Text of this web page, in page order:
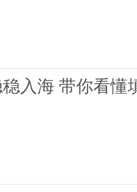
入海 带你看懂